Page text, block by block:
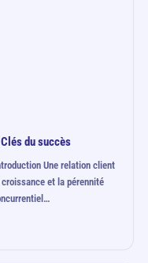
du succès
Une relation client
et la pérennité